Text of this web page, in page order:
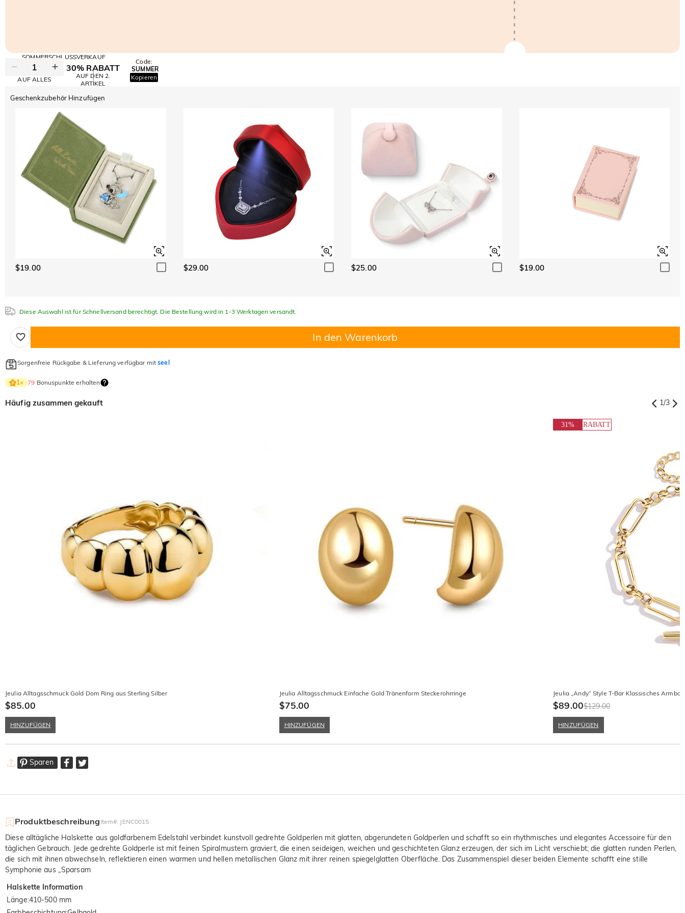
SOMMERSCHLUSSVERKAUF
10% RABATT
AUF ALLES
30% RABATT
AUF DEN 2.
ARTIKEL
Code:
SUMMER
Kopieren
Geschenkzubehör Hinzufügen
$19.00 $29.00 $25.00 $19.00
Diese Auswahl ist für Schnellversand berechtigt. Die Bestellung wird in 1-3 Werktagen versandt.
In den Warenkorb
Sorgenfreie Rückgabe & Lieferung verfügbar mitseel
1× 79 Bonuspunkte erhalten
Häufig zusammen gekauft 1/3
Jeulia Alltagsschmuck Gold Dom Ring aus Sterling Silber
$85.00
HINZUFÜGEN
Jeulia Alltagsschmuck Einfache Gold Tränenform Steckerohrringe
$75.00
HINZUFÜGEN
31% RABATT
Jeulia „Andy“ Style T-Bar Klassisches
$89.00$129.00
HINZUFÜGEN
Sparen
Produktbeschreibung Item#: JENC0015
Diese alltägliche Halskette aus goldfarbenem Edelstahl verbindet kunstvoll gedrehte Goldperlen mit glatten, abgerundeten Goldperlen und schafft so ein rhythmisches und elegantes Accessoire für den
täglichen Gebrauch. Jede gedrehte Goldperle ist mit feinen Spiralmustern graviert, die einen seideigen, weichen und geschichteten Glanz erzeugen, der sich im Licht verschiebt; die glatten runden Perlen,
die sich mit ihnen abwechseln, reflektieren einen warmen und hellen metallischen Glanz mit ihrer reinen spiegelglatten Oberfläche. Das Zusammenspiel dieser beiden Elemente schafft eine stille
Symphonie aus „Sparsam
Halskette Information
Länge:410-500 mm